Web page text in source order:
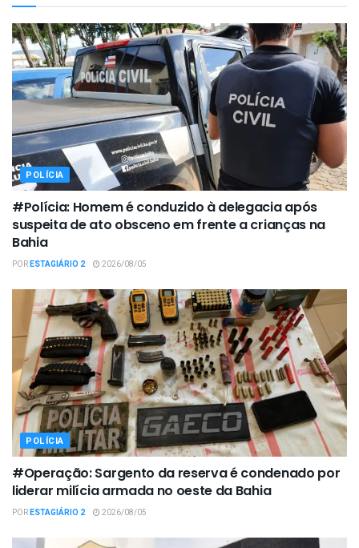
POLÍCIA
#Polícia: Homem é conduzido à delegacia após
suspeita de ato obsceno em frente a crianças na
Bahia
PORESTAGIÁRIO 2 2026/08/05
POLÍCIA
#Operação: Sargento da reserva é condenado por
liderar milícia armada no oeste da Bahia
PORESTAGIÁRIO 2 2026/08/05